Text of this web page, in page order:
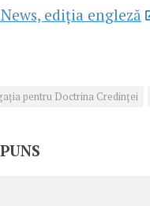
ediția engleză
pentru Doctrina Credinţei